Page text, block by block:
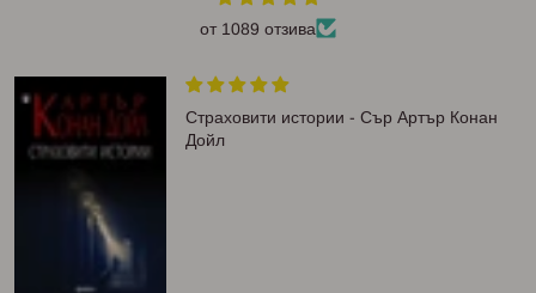
от 1089 отзива
Страховити истории - Сър Артър Конан
Дойл